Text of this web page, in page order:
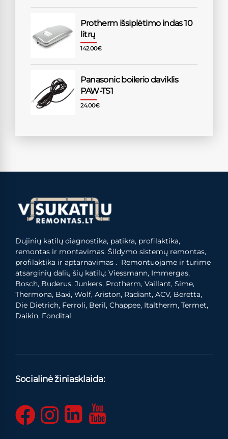
Protherm išsiplėtimo indas 10
litrų
142.00€
Panasonic boilerio daviklis
PAW-TS1
24.00€
Dujinių katilų diagnostika, patikra, profilaktika,
remontas ir montavimas. Šildymo sistemų remontas,
profilaktika ir aptarnavimas . Remontuojame ir turime
atsarginių dalių šių katilų: Viessmann, Immergas,
Bosch, Buderus, Junkers, Protherm, Vaillant, Sime,
Thermona, Baxi, Wolf, Ariston, Radiant, ACV, Beretta,
Die Dietrich, Ferroli, Beril, Chappee, Italtherm, Termet,
Daikin, Fondital
Socialinė žiniasklaida: